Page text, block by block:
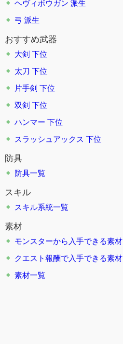
ヘヴィボウガン 派生
弓 派生
おすすめ武器
大剣 下位
太刀 下位
片手剣 下位
双剣 下位
ハンマー 下位
スラッシュアックス 下位
防具
防具一覧
スキル
スキル系統一覧
素材
モンスターから入手できる素材
クエスト報酬で入手できる素材
素材一覧